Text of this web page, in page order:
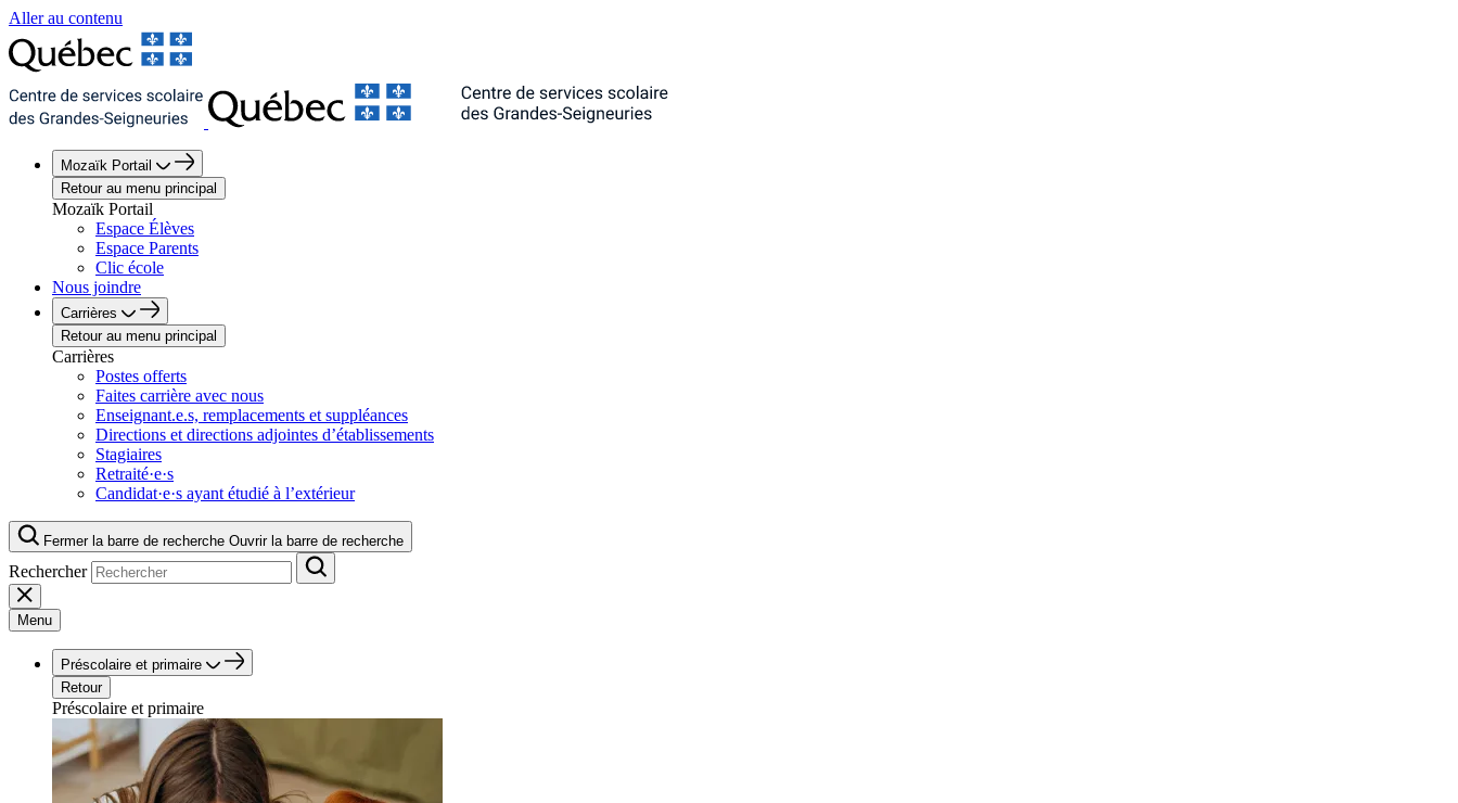
Aller au contenu
Mozaïk Portail
Retour au menu principal
Mozaïk Portail
Espace Élèves
Espace Parents
Clic école
Nous joindre
Carrières
Retour au menu principal
Carrières
Postes offerts
Faites carrière avec nous
Enseignant.e.s, remplacements et suppléances
Directions et directions adjointes d’établissements
Stagiaires
Retraité·e·s
Candidat·e·s ayant étudié à l’extérieur
Fermer la barre de recherche Ouvrir la barre de recherche
Rechercher
Menu
Préscolaire et primaire
Retour
Préscolaire et primaire